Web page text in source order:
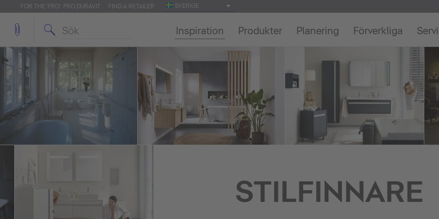
FOR THE 'PRO': PRO.DURAVIT FIND A RETAILER SVERIGE
Inspiration Produkter Planering Förverkliga
STILFINNARE